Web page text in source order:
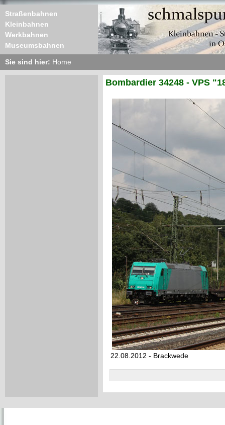
Straßenbahnen
Kleinbahnen
Werkbahnen
Museumsbahnen
Sie sind hier: Home
Bombardier 34248 - VPS
22.08.2012 - Brackwede